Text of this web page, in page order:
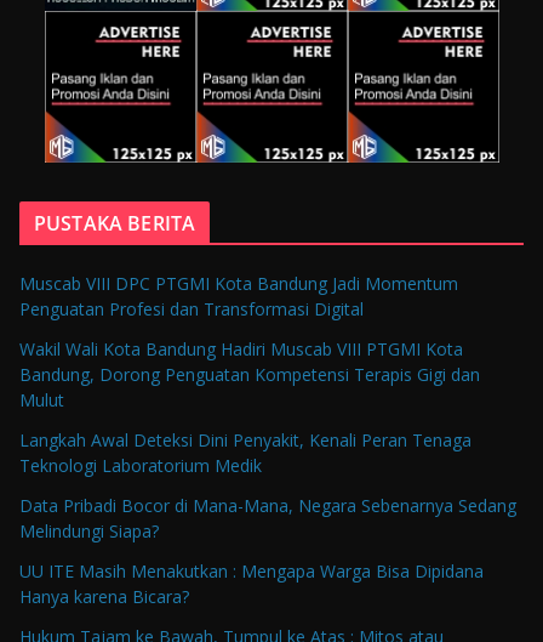
PUSTAKA BERITA
Muscab VIII DPC PTGMI Kota Bandung Jadi Momentum
Penguatan Profesi dan Transformasi Digital
Wakil Wali Kota Bandung Hadiri Muscab VIII PTGMI Kota
Bandung, Dorong Penguatan Kompetensi Terapis Gigi dan
Mulut
Langkah Awal Deteksi Dini Penyakit, Kenali Peran Tenaga
Teknologi Laboratorium Medik
Data Pribadi Bocor di Mana-Mana, Negara Sebenarnya Sedang
Melindungi Siapa?
UU ITE Masih Menakutkan : Mengapa Warga Bisa Dipidana
Hanya karena Bicara?
Hukum Tajam ke Bawah, Tumpul ke Atas : Mitos atau